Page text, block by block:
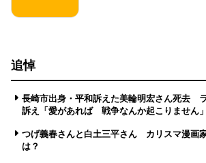
追悼
長崎市出身・平和訴えた美輪明宏さん死去
訴え「愛があれば 戦争なんか起こりません」
つげ義春さんと白土三平さん カリスマ漫画
は？